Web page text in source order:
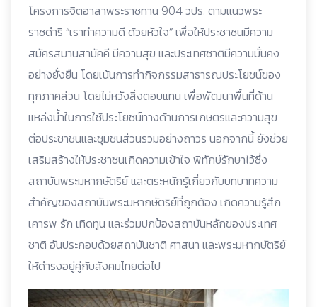
โครงการจิตอาสาพระราชทาน 904 วปร. ตามแนวพระ
ราชดำริ “เราทำความดี ด้วยหัวใจ” เพื่อให้ประชาชนมีความ
สมัครสมานสามัคคี มีความสุข และประเทศชาติมีความมั่นคง
อย่างยั่งยืน โดยเน้นการทำกิจกรรมสาธารณประโยชน์ของ
ทุกภาคส่วน โดยไม่หวังสิ่งตอบแทน เพื่อพัฒนาพื้นที่ด้าน
แหล่งน้ำในการใช้ประโยชน์ทางด้านการเกษตรและความสุข
ต่อประชาชนและชุมชนส่วนรวมอย่างถาวร นอกจากนี้ ยังช่วย
เสริมสร้างให้ประชาชนเกิดความเข้าใจ พิทักษ์รักษาไว้ซึ่ง
สถาบันพระมหากษัตริย์ และตระหนักรู้เกี่ยวกับบทบาทความ
สำคัญของสถาบันพระมหากษัตริย์ที่ถูกต้อง เกิดความรู้สึก
เคารพ รัก เทิดทูน และร่วมปกป้องสถาบันหลักของประเทศ
ชาติ อันประกอบด้วยสถาบันชาติ ศาสนา และพระมหากษัตริย์
ให้ดำรงอยู่คู่กับสังคมไทยต่อไป